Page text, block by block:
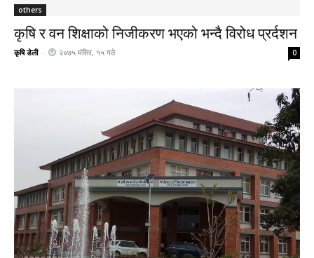
others
कृषि र वन शिक्षाको निजीकरण भएको भन्दै विरोध प्रर्दशन
कृषि डेली - २०७५ मंसिर, १५ गते 0